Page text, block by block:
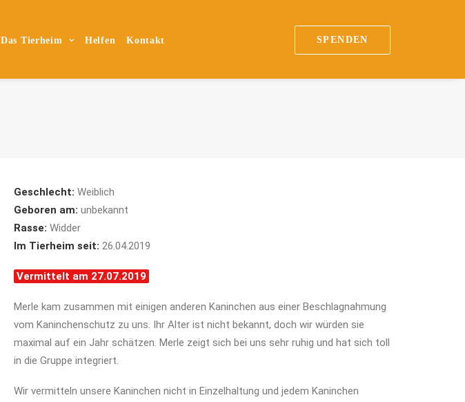
Das Tierheim Helfen Kontakt SPENDEN
Geschlecht: Weiblich
Geboren am: unbekannt
Rasse: Widder
Im Tierheim seit: 26.04.2019
Vermittelt am 27.07.2019
Merle kam zusammen mit einigen anderen Kaninchen aus einer Beschlagnahmung
vom Kaninchenschutz zu uns. Ihr Alter ist nicht bekannt, doch wir würden sie
maximal auf ein Jahr schätzen. Merle zeigt sich bei uns sehr ruhig und hat sich toll
in die Gruppe integriert.
Wir vermitteln unsere Kaninchen nicht in Einzelhaltung und jedem Kaninchen